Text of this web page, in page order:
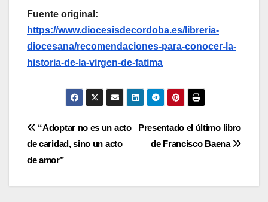
Fuente original:
https://www.diocesisdecordoba.es/libreria-
diocesana/recomendaciones-para-conocer-la-
historia-de-la-virgen-de-fatima
Navegación
de
entradas
Presentado el último libro
de Francisco Baena
“Adoptar no es un acto
de caridad, sino un acto
de amor”